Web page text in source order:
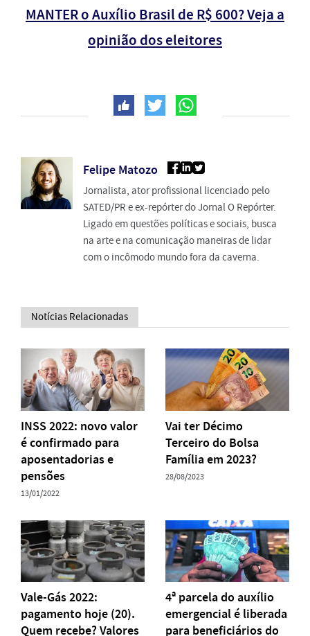
MANTER o Auxílio Brasil de R$ 600? Veja a
opinião dos eleitores
Felipe Matozo
Jornalista, ator profissional licenciado pelo
SATED/PR e ex-repórter do Jornal O Repórter.
Ligado em questões políticas e sociais, busca
na arte e na comunicação maneiras de lidar
com o incômodo mundo fora da caverna.
Notícias Relacionadas
INSS 2022: novo valor
é confirmado para
aposentadorias e
pensões
13/01/2022
Vai ter Décimo
Terceiro do Bolsa
Família em 2023?
28/08/2023
Vale-Gás 2022:
pagamento hoje (20).
Quem recebe? Valores
4ª parcela do auxílio
emergencial é liberada
para beneficiários do